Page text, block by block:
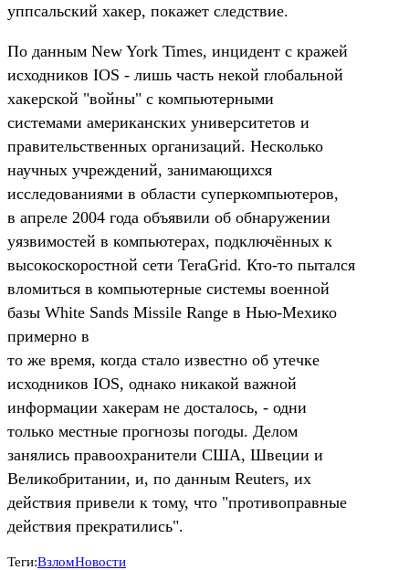
уппсальский хакер, покажет следствие.
По данным New York Times, инцидент с кражей
исходников IOS - лишь часть некой глобальной
хакерской "войны" с компьютерными
системами американских университетов и
правительственных организаций. Несколько
научных учреждений, занимающихся
исследованиями в области суперкомпьютеров,
в апреле 2004 года объявили об обнаружении
уязвимостей в компьютерах, подключённых к
высокоскоростной сети TeraGrid. Кто-то пытался
вломиться в компьютерные системы военной
базы White Sands Missile Range в Нью-Мехико
примерно в
то же время, когда стало известно об утечке
исходников IOS, однако никакой важной
информации хакерам не досталось, - одни
только местные прогнозы погоды. Делом
занялись правоохранители США, Швеции и
Великобритании, и, по данным Reuters, их
действия привели к тому, что "противоправные
действия прекратились".
Теги:ВзломНовости